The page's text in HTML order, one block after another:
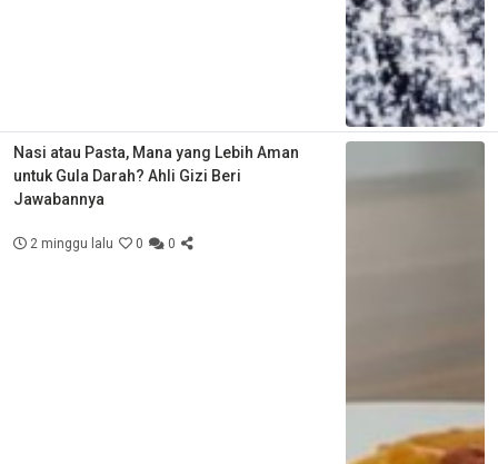
Nasi atau Pasta, Mana yang Lebih Aman
untuk Gula Darah? Ahli Gizi Beri
Jawabannya
2 minggu lalu 0 0